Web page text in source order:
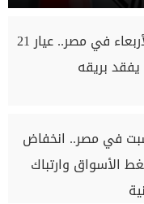
أسعار الذهب اليوم الأربعاء في مصر.. عيار 21
يفقد بريقه
في مصر.. انخفاض
الأسواق وارتباك